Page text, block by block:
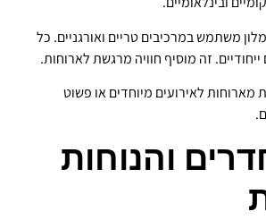
משתמש במרכיבים טריים ואורגניים. כל
זה מוסיף חוויה מרגשת לארוחות.
מארוחות לאירועים מיוחדים או פשוט
והנוחות